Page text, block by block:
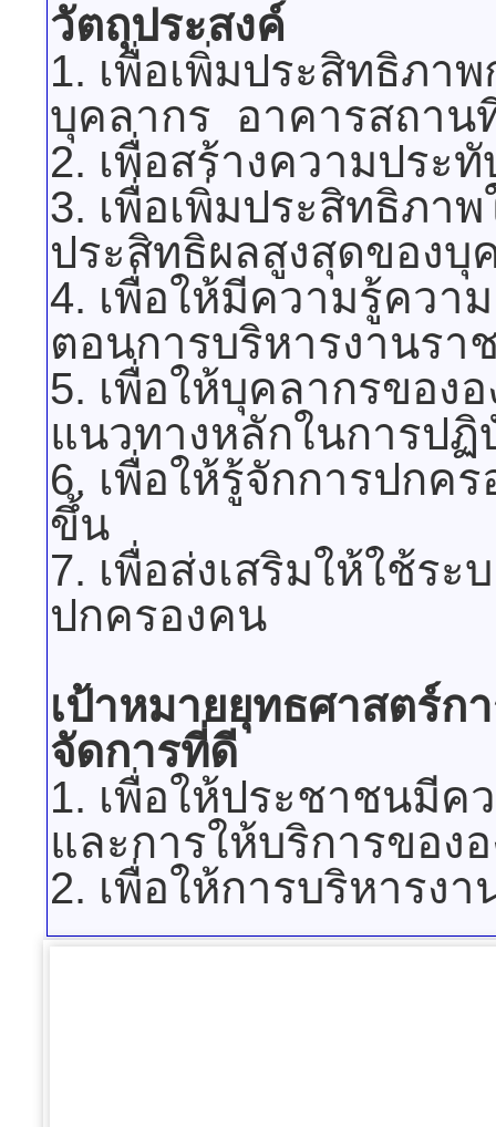
วัตถุประสงค์
1. เพื่อเพิ่มประสิทธิภา
บุคลากร อาคารสถาน
2. เพื่อสร้างความประ
3. เพื่อเพิ่มประสิทธิภา
ประสิทธิผลสูงสุดของบุ
4. เพื่อให้มีความรู้ควา
ตอนการบริหารงานรา
5. เพื่อให้บุคลากรของ
แนวทางหลักในการปฏิ
6. เพื่อให้รู้จักการปกค
ขึ้น
7. เพื่อส่งเสริมให้ใช้ร
ปกครองคน
เป้าหมายยุทธศาสตร์ก
จัดการที่ดี
1. เพื่อให้ประชาชนมีค
และการให้บริการของ
2. เพื่อให้การบริหารง